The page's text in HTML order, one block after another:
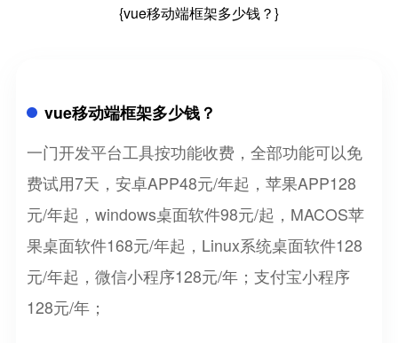
{vue移动端框架多少钱？}
vue移动端框架多少钱？
一门开发平台工具按功能收费，全部功能可以免
费试用7天，安卓APP48元/年起，苹果APP128
元/年起，windows桌面软件98元/起，MACOS苹
果桌面软件168元/年起，Linux系统桌面软件128
元/年起，微信小程序128元/年；支付宝小程序
128元/年；